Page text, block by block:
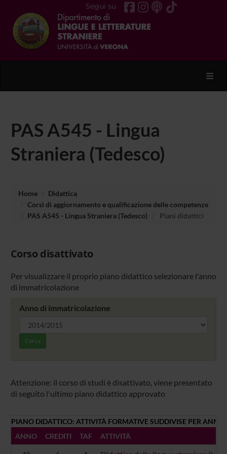
Segui su
PAS A545 - Lingua
Straniera (Tedesco)
Home
Didattica
Corsi di aggiornamento e qualificazione delle competenze
PAS A545 - Lingua Straniera (Tedesco)
Piani didattici
Corso disattivato
Per visualizzare il proprio piano didattico selezionare l'anno
di immatricolazione
Anno di immatricolazione
Cerca
Attenzione: il corso di studi è disattivato, viene presentato
di seguito l'ultimo piano didattico approvato
PIANO DIDATTICO: ATTIVITÀ FORMATIVE SUDDIVISE PER ANNO
ANNO
CREDITI TAF ATTIVITÀ